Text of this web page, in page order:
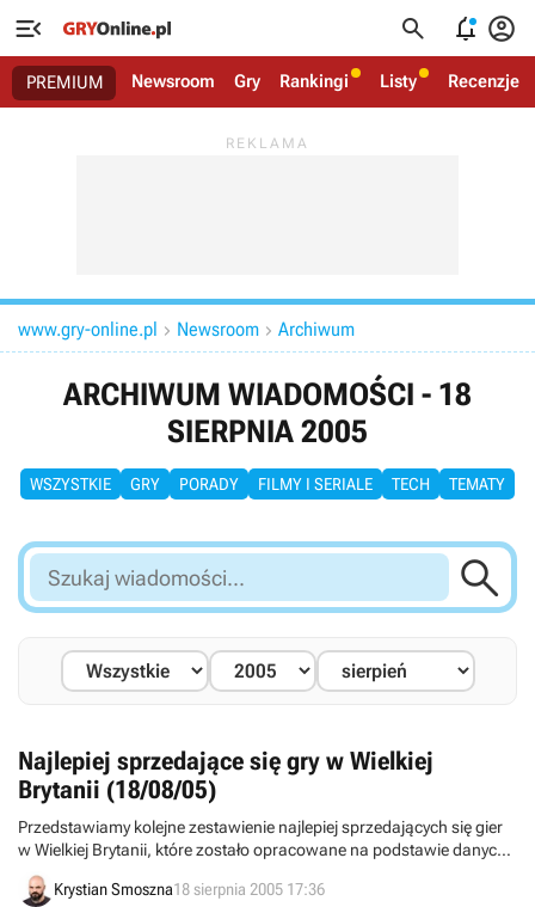
   
PREMIUM Newsroom Gry Rankingi Listy Recenzje
www.gry-online.pl  Newsroom  Archiwum
ARCHIWUM WIADOMOŚCI - 18
SIERPNIA 2005
WSZYSTKIE GRY PORADY FILMY I SERIALE TECH TEMATY
Szukaj
wiadomości...

Najlepiej sprzedające się gry w Wielkiej
Brytanii (18/08/05)
Przedstawiamy kolejne zestawienie najlepiej sprzedających się gier
w Wielkiej Brytanii, które zostało opracowane na podstawie danych
zebranych przez kompanie Chart Track i ELSPA. Poniższa lista jest
trzydziestą drugą w tym roku i obejmuje okres od 7 do 13 sierpnia.
Krystian Smoszna18 sierpnia 2005 17:36